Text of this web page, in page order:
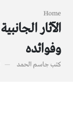
Home
وفوائده
كتبجاسم الحمد